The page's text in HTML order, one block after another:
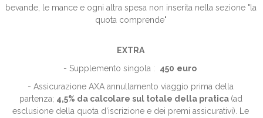
bevande, le mance e ogni altra spesa non inserita nella sezione "la
quota comprende"
EXTRA
- Supplemento singola : 450 euro
- Assicurazione AXA annullamento viaggio prima della
partenza; 4,5% da calcolare sul totale della pratica (ad
esclusione della quota d’iscrizione e dei premi assicurativi). Le